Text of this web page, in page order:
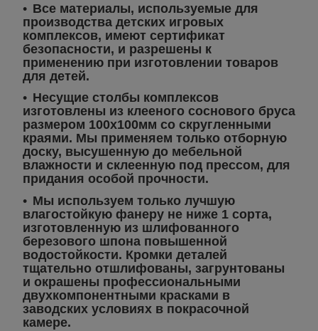
Все материалы, используемые для
производства детских игровых
комплексов, имеют сертификат
безопасности, и разрешены к
применению при изготовлении товаров
для детей.
Несущие столбы комплексов
изготовлены из клееного соснового бруса
размером 100х100мм со скругленными
краями. Мы применяем только отборную
доску, высушенную до мебельной
влажности и склеенную под прессом, для
придания особой прочности.
Мы используем только лучшую
влагостойкую фанеру не ниже 1 сорта,
изготовленную из шлифованного
березового шпона повышенной
водостойкости. Кромки деталей
тщательно отшлифованы, загрунтованы
и окрашены профессиональными
двухкомпонентными красками в
заводских условиях в покрасочной
камере.